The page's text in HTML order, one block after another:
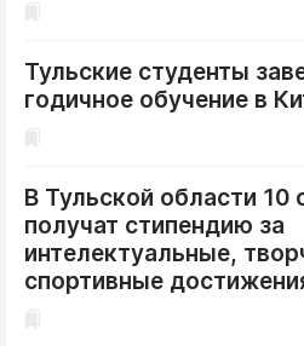
Тульские студенты
годичное обучение в
В Тульской области 10
получат стипендию за
интелектуальные,
спортивные